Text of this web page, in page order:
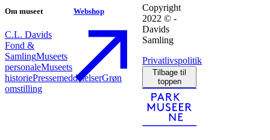
Om museet
C.L. Davids
Fond &
SamlingMuseets
personaleMuseets
historiePressemeddelelserGrøn
omstilling
Webshop
Copyright
2022 © -
Davids
Samling
Privatlivspolitik
Tilbage til
toppen